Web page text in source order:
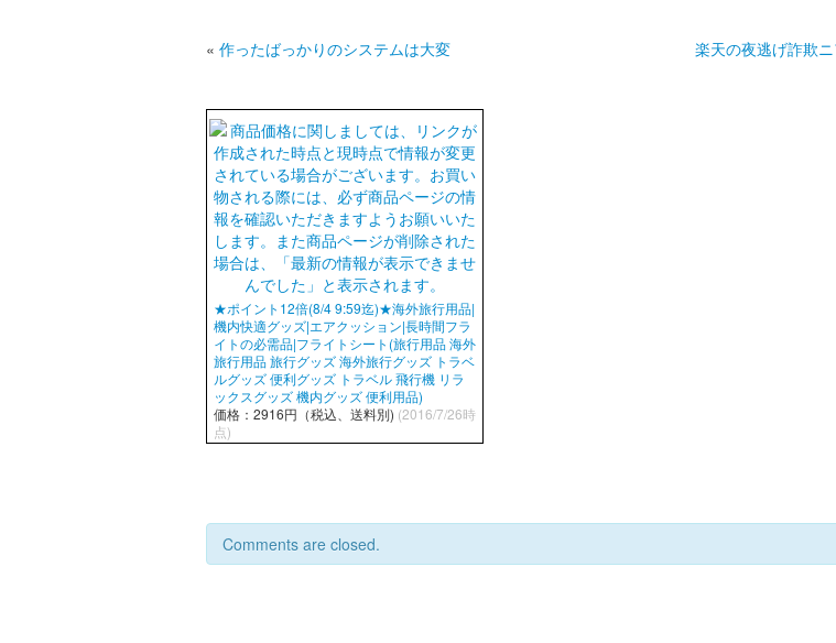
« 作ったばっかりのシステムは大変 楽天の夜逃げ詐欺ニ
★ポイント12倍(8/4 9:59迄)★海外旅行用品|
機内快適グッズ|エアクッション|長時間フラ
イトの必需品|フライトシート(旅行用品 海外
旅行用品 旅行グッズ 海外旅行グッズ トラベ
ルグッズ 便利グッズ トラベル 飛行機 リラ
ックスグッズ 機内グッズ 便利用品)
価格：2916円（税込、送料別) (2016/7/26時
点)
Comments are closed.